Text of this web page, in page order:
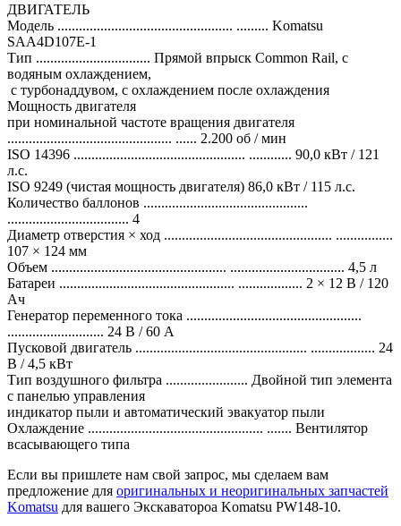
ДВИГАТЕЛЬ
Модель ................................................. ......... Komatsu
SAA4D107E-1
Тип ................................ Прямой впрыск Common Rail, с
водяным охлаждением,
с турбонаддувом, с охлаждением после охлаждения
Мощность двигателя
при номинальной частоте вращения двигателя
.............................................. ...... 2.200 об / мин
ISO 14396 ................................................ ............ 90,0 кВт / 121
л.с.
ISO 9249 (чистая мощность двигателя) 86,0 кВт / 115 л.с.
Количество баллонов ..............................................
.................................. 4
Диаметр отверстия × ход ............................................... ................
107 × 124 мм
Объем ................................................. ................................ 4,5 л
Батареи ................................................. .................. 2 × 12 В / 120
Ач
Генератор переменного тока .................................................
........................... 24 В / 60 А
Пусковой двигатель ................................................ .................. 24
В / 4,5 кВт
Тип воздушного фильтра ....................... Двойной тип элемента
с панелью управления
индикатор пыли и автоматический эвакуатор пыли
Охлаждение ................................................. ....... Вентилятор
всасывающего типа
Если вы пришлете нам свой запрос, мы сделаем вам
предложение для оригинальных и неоригинальных запчастей
Komatsu для вашего Экскаватороа Komatsu PW148-10.